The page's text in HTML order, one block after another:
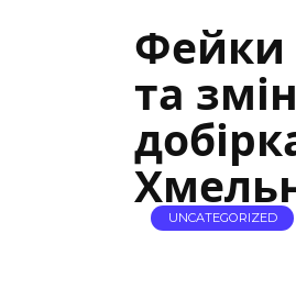
Фейки
та
UNCATEGORIZED